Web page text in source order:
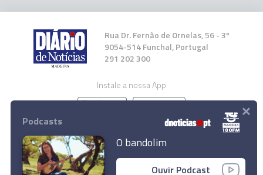
Rua Dr. Fernão de Ornelas, 56 - 3º
9054-514 Funchal, Portugal
291 202 300
Instale a nossa App
© 2026 Empresa Diário de Notícias, Lda.
Podcasts
O bandolim
Ouvir Podcast
×